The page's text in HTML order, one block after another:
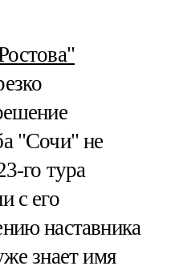
"Сочи" не
го тура
с его
наставника
знает имя